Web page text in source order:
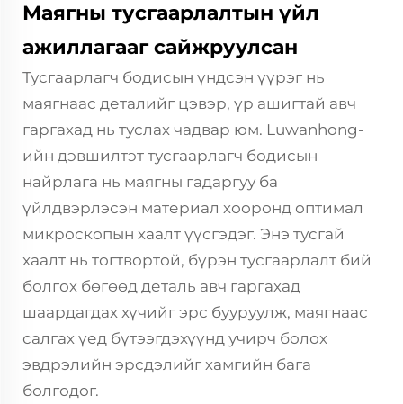
Маягны тусгаарлалтын үйл
ажиллагааг сайжруулсан
Тусгаарлагч бодисын үндсэн үүрэг нь
маягнаас деталийг цэвэр, үр ашигтай авч
гаргахад нь туслах чадвар юм. Luwanhong-
ийн дэвшилтэт тусгаарлагч бодисын
найрлага нь маягны гадаргуу ба
үйлдвэрлэсэн материал хооронд оптимал
микроскопын хаалт үүсгэдэг. Энэ тусгай
хаалт нь тогтвортой, бүрэн тусгаарлалт бий
болгох бөгөөд деталь авч гаргахад
шаардагдах хүчийг эрс бууруулж, маягнаас
салгах үед бүтээгдэхүүнд учирч болох
эвдрэлийн эрсдэлийг хамгийн бага
болгодог.